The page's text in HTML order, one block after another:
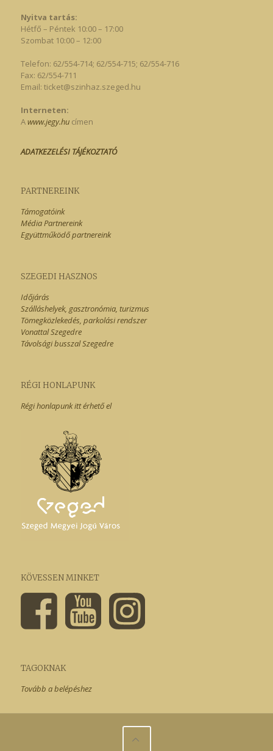
Nyitva tartás:
Hétfő – Péntek 10:00 – 17:00
Szombat 10:00 – 12:00
Telefon: 62/554-714; 62/554-715; 62/554-716
Fax: 62/554-711
Email: ticket@szinhaz.szeged.hu
Interneten:
Awww.jegy.hucímen
ADATKEZELÉSI TÁJÉKOZTATÓ
PARTNEREINK
Támogatóink
Média Partnereink
Együttműködő partnereink
SZEGEDI HASZNOS
Időjárás
Szálláshelyek, gasztronómia, turizmus
Tömegközlekedés, parkolási rendszer
Vonattal Szegedre
Távolsági busszal Szegedre
RÉGI HONLAPUNK
Régi honlapunk itt érhető el
KÖVESSEN MINKET
TAGOKNAK
Tovább a belépéshez